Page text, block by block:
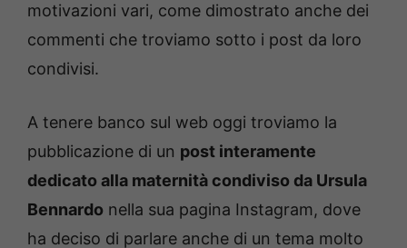
motivazioni vari, come dimostrato anche dei
commenti che troviamo sotto i post da loro
condivisi.
A tenere banco sul web oggi troviamo la
pubblicazione di un post interamente
dedicato alla maternità condiviso da Ursula
Bennardo nella sua pagina Instagram, dove
ha deciso di parlare anche di un tema molto